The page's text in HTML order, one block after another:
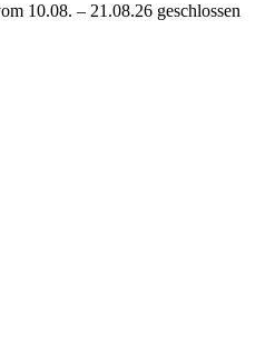
10.08. – 21.08.26 geschlossen